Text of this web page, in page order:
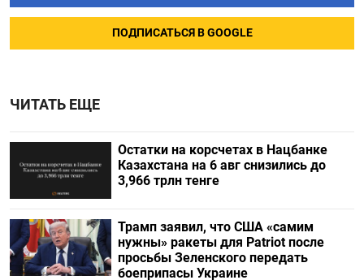
ПОДПИСАТЬСЯ В GOOGLE
ЧИТАТЬ ЕЩЕ
Остатки на корсчетах в Нацбанке
Казахстана на 6 авг снизились до
3,966 трлн тенге
Трамп заявил, что США «самим
нужны» ракеты для Patriot после
просьбы Зеленского передать
боеприпасы Украине